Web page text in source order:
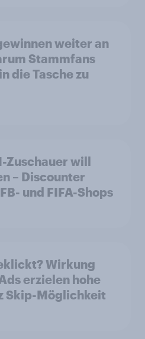
weiter an
Stammfans
die Tasche zu
Zuschauer will
– Discounter
und FIFA-Shops
Wirkung
erzielen hohe
Skip-Möglichkeit